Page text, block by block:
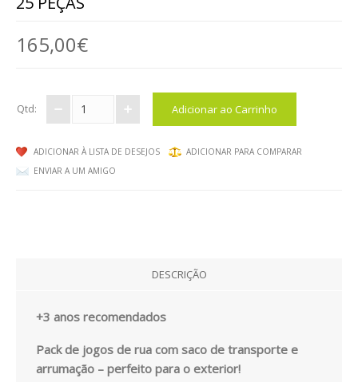
MOBILIÁRIO EM ESPUMA
EXPRESSÃO FÍSICA / ARTÍSTICA
LIVROS
EMOÇÕES
165,00€
Qtd:
ADICIONAR À LISTA DE DESEJOS
ADICIONAR PARA COMPARAR
ENVIAR A UM AMIGO
DESCRIÇÃO
+3 anos recomendados
Pack de jogos de rua com saco de transporte e
arrumação – perfeito para o exterior!